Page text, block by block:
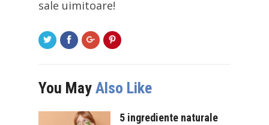
sale uimitoare!
You May Also Like
5 ingrediente naturale